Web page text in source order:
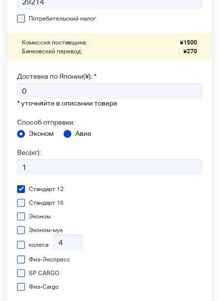
Потребительский налог
Комиссия поставщика: ¥1500
Банковский перевод:
¥270
Доставка по Японии(¥): *
* уточняйте в описании товара
Способ отправки:
Эконом
Авиа
Вес(кг):
Стандарт 12
Стандарт 15
Эконом
Эконом-муз
колеса
Физ-Экспресс
SP CARGO
Физ-Сargo